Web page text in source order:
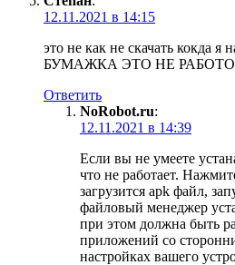
12.11.2021 в 14:15
это не как не скачать кокда
БУМАЖКА ЭТО НЕ
Ответить
NoRobot.ru:
12.11.2021 в 14:39
Если вы не умеете
что не работает.
загрузится apk файл,
файловый менеджер
при этом должна быть
приложений со
настройках вашего